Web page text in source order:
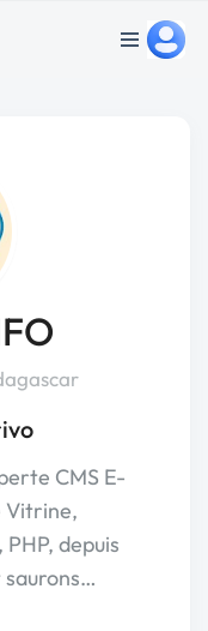
CMS E-
Vitrine,
depuis
saurons…